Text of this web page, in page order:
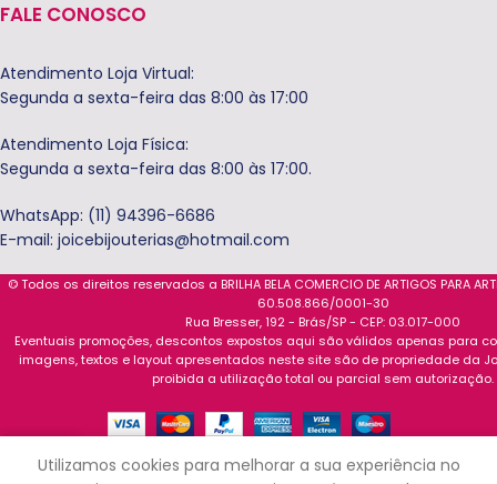
FALE CONOSCO
Atendimento Loja Virtual:
Segunda a sexta-feira das 8:00 às 17:00
Atendimento Loja Física:
Segunda a sexta-feira das 8:00 às 17:00.
WhatsApp: (11) 94396-6686
E-mail: joicebijouterias@hotmail.com
© Todos os direitos reservados a BRILHA BELA COMERCIO DE ARTIGOS PARA
60.508.866/0001-30
Rua Bresser, 192 - Brás/SP - CEP: 03.017-000
Eventuais promoções, descontos expostos aqui são válidos apenas para
imagens, textos e layout apresentados neste site são de propriedade da
proibida a utilização total ou parcial sem autorização.
Utilizamos cookies para melhorar a sua experiência no